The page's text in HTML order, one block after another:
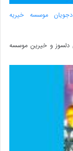
موسسه خیریه
دلسوز و خیرین موسسه